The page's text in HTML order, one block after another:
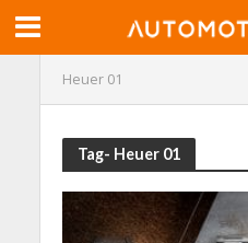
Heuer 01
Tag- Heuer 01